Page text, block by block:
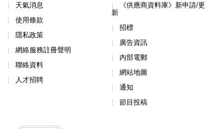
天氣消息
使用條款
隱私政策
網絡服務註冊聲明
聯絡資料
人才招聘
《供應商資料庫》新申請/更
新
招標
廣告資訊
內部電郵
網站地圖
通知
節目投稿